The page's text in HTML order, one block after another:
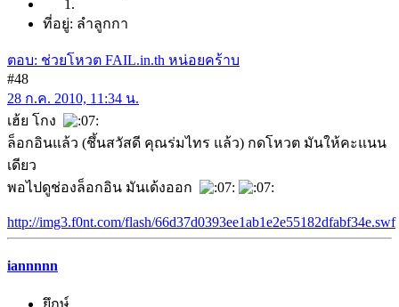
ที่อยู่: ลำลูกกา
ตอบ: ช่วยโหวต FAIL.in.th หน่อยคร้าบ
#48
28 ก.ค. 2010, 11:34 น.
เฮ้ย โกง
ล็อกอินแล้ว (ชึ้นสวัสดี คุณร่มไทร แล้ว) กดโหวต มันให้คะแนน
เดียว
พอไปดูช่องล็อกอิน มันเด้งออก
http://img3.f0nt.com/flash/66d37d0393ee1ab1e2e55182dfabf34e.swf
iannnnn